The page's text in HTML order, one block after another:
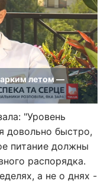
летом —
"Уровень
довольно быстро,
питание должны
распорядка.
а не о днях -